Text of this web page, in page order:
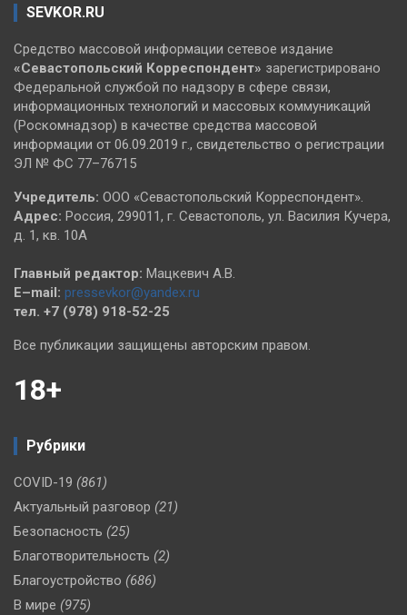
SEVKOR.RU
Средство массовой информации сетевое издание
«Севастопольский Корреспондент» зарегистрировано
Федеральной службой по надзору в сфере связи,
информационных технологий и массовых коммуникаций
(Роскомнадзор) в качестве средства массовой
информации от 06.09.2019 г., свидетельство о регистрации
ЭЛ № ФС 77–76715
Учредитель: ООО «Севастопольский Корреспондент».
Адрес: Россия, 299011, г. Севастополь, ул. Василия Кучера,
д. 1, кв. 10А
Главный редактор: Мацкевич А.В.
E–mail: pressevkor@yandex.ru
тел. +7 (978) 918-52-25
Все публикации защищены авторским правом.
18+
Рубрики
COVID-19 (861)
Актуальный разговор (21)
Безопасность (25)
Благотворительность (2)
Благоустройство (686)
В мире (975)